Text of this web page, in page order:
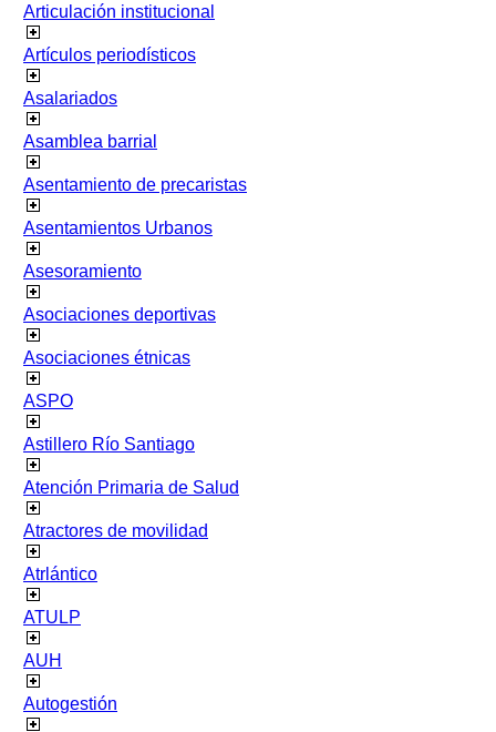
Articulación institucional
Artículos periodísticos
Asalariados
Asamblea barrial
Asentamiento de precaristas
Asentamientos Urbanos
Asesoramiento
Asociaciones deportivas
Asociaciones étnicas
ASPO
Astillero Río Santiago
Atención Primaria de Salud
Atractores de movilidad
Atrlántico
ATULP
AUH
Autogestión